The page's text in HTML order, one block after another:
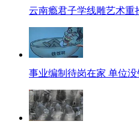
云南瘾君子学线雕艺术重
事业编制待岗在家 单位